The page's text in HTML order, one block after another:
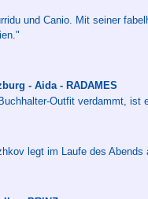
und Canio. Mit seiner
- Aida - RADAMES
Outfit verdammt, ist
legt im Laufe des